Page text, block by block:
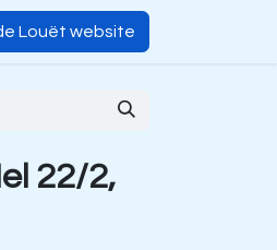
Louët website
22/2,